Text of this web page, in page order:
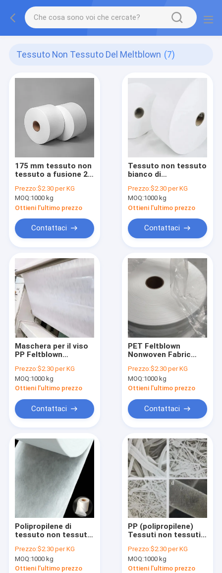
Tessuto Non Tessuto Del Meltblown (7)
175 mm tessuto non
tessuto a fusione 25
fusione PP per
maschere usa e
getta
Prezzo:$2.30 per KG
MOQ:1000 kg
Ottieni l'ultimo prezzo
Contattaci
Tessuto non tessuto
bianco di
Hepa filtro abito
chirurgico
Prezzo:$2.30 per KG
MOQ:1000 kg
Ottieni l'ultimo prezzo
Contattaci
Maschera per il viso
PP Feltblown
40GSM Per
filtrazione medica
Prezzo:$2.30 per KG
MOQ:1000 kg
Ottieni l'ultimo prezzo
Contattaci
PET Feltblown
Nonwoven Fabric
per la filtrazione
dell'aria e dei liquidi
Prezzo:$2.30 per KG
MOQ:1000 kg
Ottieni l'ultimo prezzo
Contattaci
Polipropilene di
tessuto non tessuto
prodotti igienici usa
e getta
Prezzo:$2.30 per KG
MOQ:1000 kg
Ottieni l'ultimo prezzo
PP (polipropilene)
Tessuti non tessuti a
con materiali di
qualità medica
Prezzo:$2.30 per KG
MOQ:1000 kg
Ottieni l'ultimo prezzo